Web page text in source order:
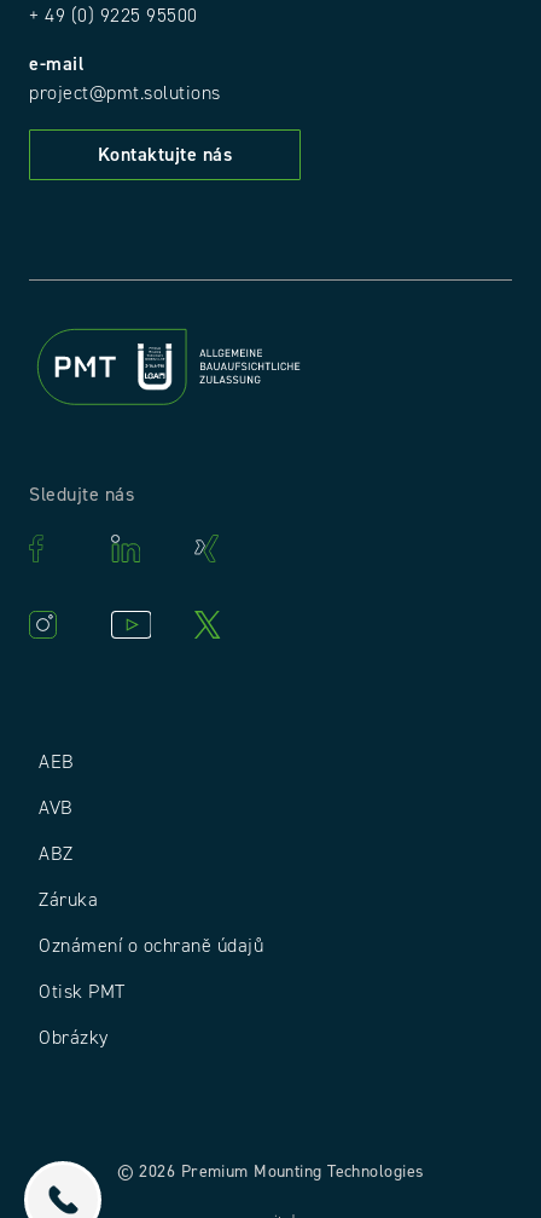
+ 49 (0) 9225 95500
e-mail
project@pmt.solutions
Kontaktujte nás
AEB
AVB
ABZ
Záruka
Oznámení o ochraně údajů
Otisk PMT
Obrázky
Sledujte nás
© 2026 Premium Mounting Technologies